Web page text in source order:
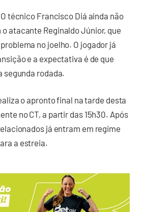
técnico Francisco Diá ainda não
atacante Reginaldo Júnior, que
no joelho. O jogador já
e a expectativa é de que
segunda rodada.
o apronto final na tarde desta
no CT, a partir das 15h30. Após
já entram em regime
a estreia.